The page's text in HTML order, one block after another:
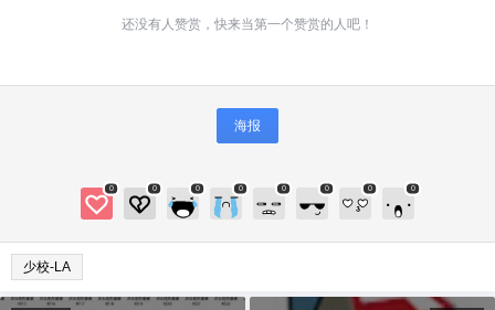
还没有人赞赏，快来当第一个赞赏的人吧！
海报
0 0 0 0 0 0 0 0
少校-LA